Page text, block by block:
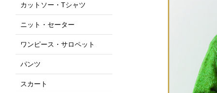
カットソー・Tシャツ
ニット・セーター
ワンピース・サロペット
パンツ
スカート